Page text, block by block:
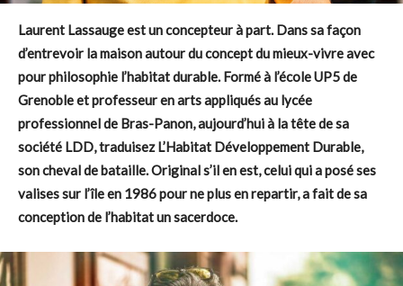
Laurent Lassauge est un concepteur à part. Dans sa façon
d’entrevoir la maison autour du concept du mieux-vivre avec
pour philosophie l’habitat durable. Formé à l’école UP5 de
Grenoble et professeur en arts appliqués au lycée
professionnel de Bras-Panon, aujourd’hui à la tête de sa
société LDD, traduisez L’Habitat Développement Durable,
son cheval de bataille. Original s’il en est, celui qui a posé ses
valises sur l’île en 1986 pour ne plus en repartir, a fait de sa
conception de l’habitat un sacerdoce.